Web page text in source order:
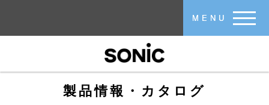
MENU
製品情報・カタログ